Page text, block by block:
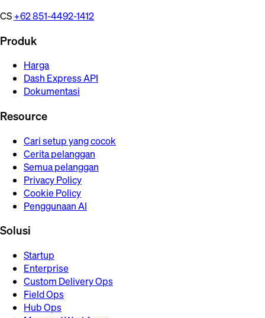
CS+62 851-4492-1412
Produk
Harga
Dash Express API
Dokumentasi
Resource
Cari setup yang cocok
Cerita pelanggan
Semua pelanggan
Privacy Policy
Cookie Policy
Penggunaan AI
Solusi
Startup
Enterprise
Custom Delivery Ops
Field Ops
Hub Ops